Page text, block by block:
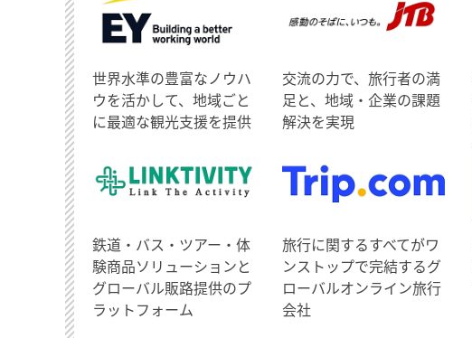
世界水準の豊富なノウハ
ウを活かして、地域ごと
に最適な観光支援を提供
交流の力で、旅行者の満
足と、地域・企業の課題
解決を実現
鉄道・バス・ツアー・体
験商品ソリューションと
グローバル販路提供のプ
ラットフォーム
旅行に関するすべてがワ
ンストップで完結するグ
ローバルオンライン旅行
会社